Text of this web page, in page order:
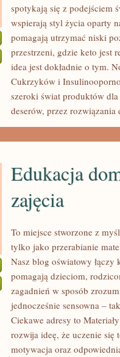
PLANOWANIE
POSIŁKÓW
MENU
spotykają się z podejściem
wspierają styl życia oparty
pomagają utrzymać niski
przestrzeni, gdzie keto jest
idea jest dokładnie o tym.
Cukrzyków i
szeroki świat produktów
deserów, przez
EDUKACJA
DOMOWA
Edukacja
zajęcia
To miejsce stworzone z
tylko jako przerabianie
Nasz blog oświatowy
pomagają dzieciom,
zagadnień w sposób
jednocześnie sensowna –
Ciekawe adresy to
rozwija ideę, że uczenie
motywacja oraz